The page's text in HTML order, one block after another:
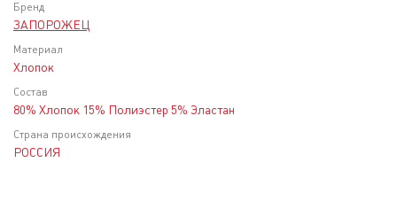
Бренд
ЗАПОРОЖЕЦ
Материал
Хлопок
Состав
80% Хлопок 15% Полиэстер 5% Эластан
Страна происхождения
РОССИЯ